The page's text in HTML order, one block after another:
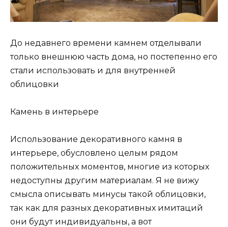
До недавнего времени камнем отделывали
только внешнюю часть дома, но постепенно его
стали использовать и для внутренней
облицовки
Камень в интерьере
Использование декоративного камня в
интерьере, обусловлено целым рядом
положительных моментов, многие из которых
недоступны другим материалам. Я не вижу
смысла описывать минусы такой облицовки,
так как для разных декоративных имитаций
они будут индивидуальны, а вот